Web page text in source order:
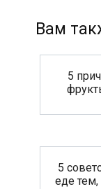
Вам
5
5
еде тем,